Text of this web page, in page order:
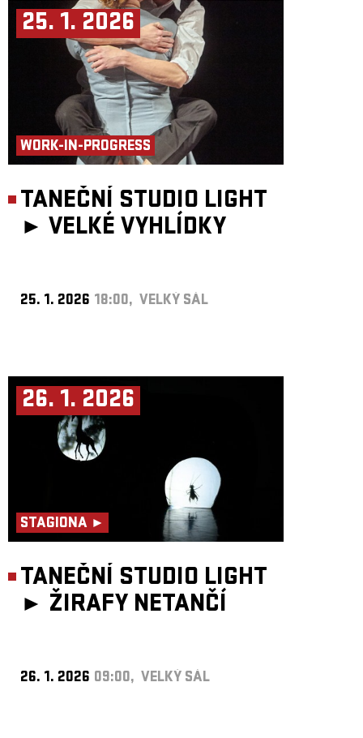
25. 1. 2026
WORK-IN-PROGRESS
TANEČNÍ STUDIO LIGHT
► VELKÉ VYHLÍDKY
25. 1. 2026 18:00, VELKÝ SÁL
26. 1. 2026
STAGIONA ►
TANEČNÍ STUDIO LIGHT
► ŽIRAFY NETANČÍ
26. 1. 2026 09:00, VELKÝ SÁL